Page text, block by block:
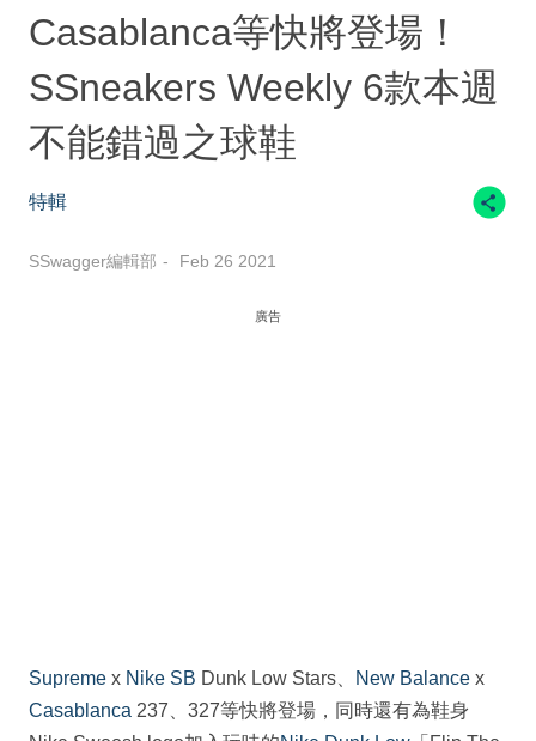
Casablanca等快將登場！
SSneakers Weekly 6款本週
不能錯過之球鞋
特輯
SSwagger編輯部 Feb 26 2021
廣告
Supreme x Nike SB Dunk Low Stars、 New Balance x
Casablanca 237、327等快將登場，同時還有為鞋身